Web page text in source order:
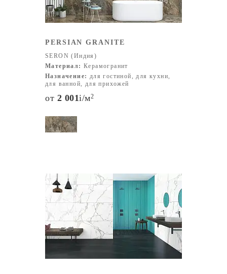
PERSIAN GRANITE
SERON (Индия)
Материал: Керамогранит
Назначение: для гостиной, для кухни,
для ванной, для прихожей
от 2 001i/м2